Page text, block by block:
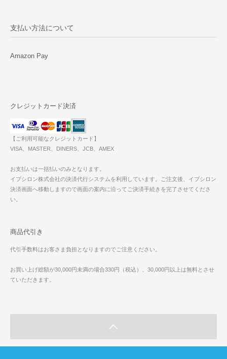
支払い方法について
Amazon Pay
クレジットカード決済
【ご利用可能なクレジットカード】
VISA、MASTER、DINERS、JCB、AMEX
お支払いは一括払いのみとなります。
イプシロン株式会社の決済代行システムを利用しています。ご注文後、イプシロン
決済画面へ移動しますので画面の案内に沿ってご決済手続きを完了させてくださ
い。
商品代引き
代引手数料はお客さま負担となりますのでご注意ください。
お買い上げ総額が30,000円未満の場合330円（税込）、30,000円以上は無料とさせ
ていただきます。